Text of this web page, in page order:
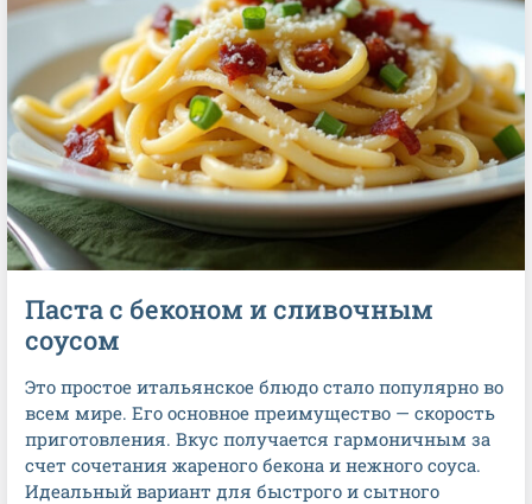
Паста с беконом и сливочным
соусом
Это простое итальянское блюдо стало популярно во
всем мире. Его основное преимущество — скорость
приготовления. Вкус получается гармоничным за
счет сочетания жареного бекона и нежного соуса.
Идеальный вариант для быстрого и сытного